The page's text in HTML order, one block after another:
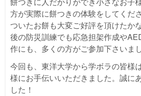
方が実際に餅つきの体験をしてくだ
ついたお餅も大変ご好評を頂けたか
後の防災訓練でも応急担架作成や
作にも、多くの方がご参加下さいまし
今回も、東洋大学から学ボラの皆様
様にお手伝いいただきました。誠に
した！